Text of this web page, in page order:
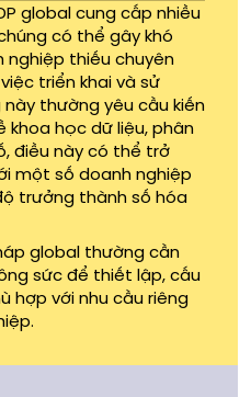
global cung cấp nhiều
có thể gây khó
nghiệp thiếu chuyên
triển khai và sử
thường yêu cầu kiến
khoa học dữ liệu, phân
điều này có thể trở
một số doanh nghiệp
trưởng thành số hóa
global thường cần
sức để thiết lập, cấu
hợp với nhu cầu riêng